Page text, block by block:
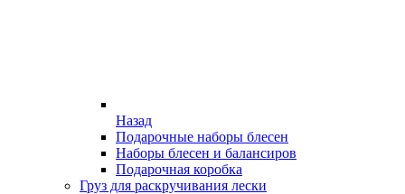
Назад
Подарочные наборы блесен
Наборы блесен и балансиров
Подарочная коробка
Груз для раскручивания лески